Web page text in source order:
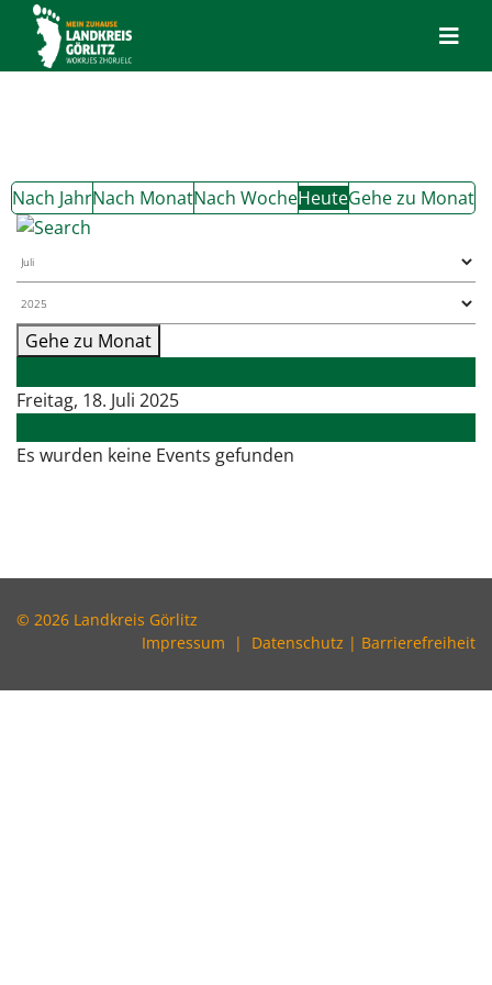
Nach JahrNach MonatNach WocheHeuteGehe zu Monat
Gehe zu Monat
Freitag, 18. Juli 2025
Es wurden keine Events gefunden
© 2026 Landkreis Görlitz
Impressum | Datenschutz | Barrierefreiheit